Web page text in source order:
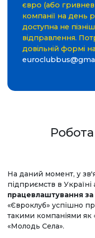
євро (або
компанії на день
доступна не
відправлення.
довільній формі
На даний момент, у
підприємств в Україні
працевлаштування
«Євроклуб» успішно
такими компаніями як
«Молодь Села».